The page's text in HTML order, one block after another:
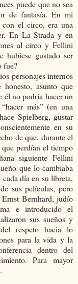
puede que no sea
de fantasía. En mi
el circo, era una
En La Strada y en
al circo y Fellini
hubiese gustado ser
fue?
personajes internos
honesto, asunto que
él no podría hacer un
más” (en una
Spielberg, gustar
en su
de que, durante el
perdían el tiempo
siguiente Fellini
que lo cambiaba
día en su libreta,
sus películas, pero
Bernhard, judío
e introducido el
sus sueños y
respeto hacia lo
para la vida y la
dentro del
Para mayor